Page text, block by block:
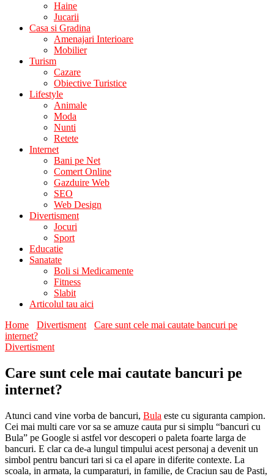
Haine
Jucarii
Casa si Gradina
Amenajari Interioare
Mobilier
Turism
Cazare
Obiective Turistice
Lifestyle
Animale
Moda
Nunti
Retete
Internet
Bani pe Net
Comert Online
Gazduire Web
SEO
Web Design
Divertisment
Jocuri
Sport
Educatie
Sanatate
Boli si Medicamente
Fitness
Slabit
Articolul tau aici
Home
Divertisment
Care sunt cele mai cautate bancuri pe
internet?
Divertisment
Care sunt cele mai cautate bancuri pe
internet?
Atunci cand vine vorba de bancuri, Bula este cu siguranta campion.
Cei mai multi care vor sa se amuze cauta pur si simplu “bancuri cu
Bula” pe Google si astfel vor descoperi o paleta foarte larga de
bancuri. E clar ca de-a lungul timpului acest personaj a devenit un
simbol pentru bancuri tari si ca el apare in diferite contexte. La
scoala, in armata, la cumparaturi, in familie, de Craciun sau de Pasti,